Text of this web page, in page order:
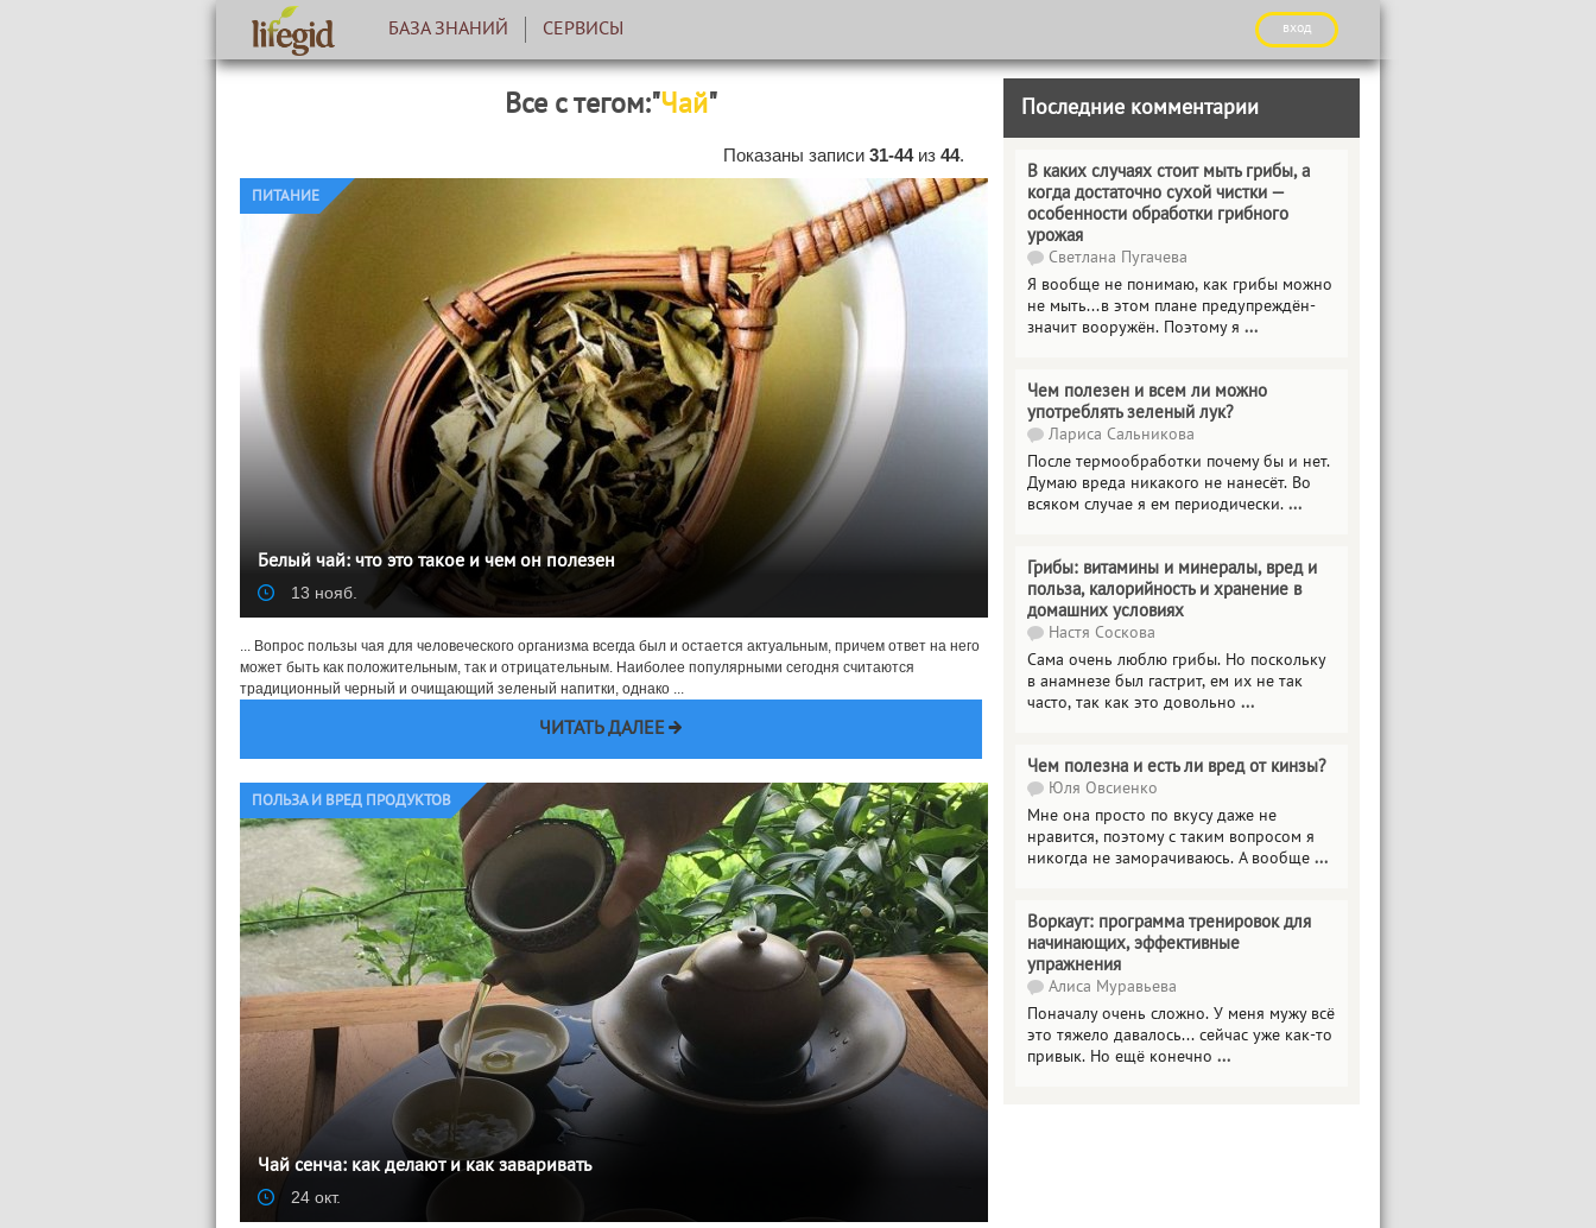
БАЗА ЗНАНИЙ СЕРВИСЫ вход
Последние комментарии
В каких случаях стоит мыть грибы, а
когда достаточно сухой чистки —
особенности обработки грибного
урожая
Светлана Пугачева
Я вообще не понимаю, как грибы можно
не мыть...в этом плане предупреждён-
значит вооружён. Поэтому я ...
Чем полезен и всем ли можно
употреблять зеленый лук?
Лариса Сальникова
После термообработки почему бы и нет.
Думаю вреда никакого не нанесёт. Во
всяком случае я ем периодически. ...
Грибы: витамины и минералы, вред и
польза, калорийность и хранение в
домашних условиях
Настя Соскова
Сама очень люблю грибы. Но поскольку
в анамнезе был гастрит, ем их не так
часто, так как это довольно ...
Чем полезна и есть ли вред от кинзы?
Юля Овсиенко
Мне она просто по вкусу даже не
нравится, поэтому с таким вопросом я
никогда не заморачиваюсь. А вообще ...
Воркаут: программа тренировок для
начинающих, эффективные
упражнения
Алиса Муравьева
Поначалу очень сложно. У меня мужу всё
это тяжело давалось... сейчас уже как-то
привык. Но ещё конечно ...
Все с тегом:"Чай"
Показаны записи 31-44из 44.
ПИТАНИЕ
Белый чай: что это такое и чем он полезен
13 нояб.
... Вопрос пользы чая для человеческого организма всегда был и остается актуальным, причем ответ на него
может быть как положительным, так и отрицательным. Наиболее популярными сегодня считаются
традиционный черный и очищающий зеленый напитки, однако ...
ЧИТАТЬ ДАЛЕЕ
ПОЛЬЗА И ВРЕД ПРОДУКТОВ
Чай сенча: как делают и как заваривать
24 окт.